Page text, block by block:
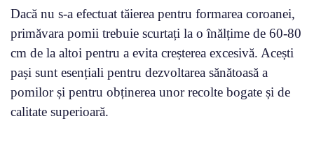
Dacă nu s-a efectuat tăierea pentru formarea coroanei,
primăvara pomii trebuie scurtați la o înălțime de 60-80
cm de la altoi pentru a evita creșterea excesivă. Acești
pași sunt esențiali pentru dezvoltarea sănătoasă a
pomilor și pentru obținerea unor recolte bogate și de
calitate superioară.